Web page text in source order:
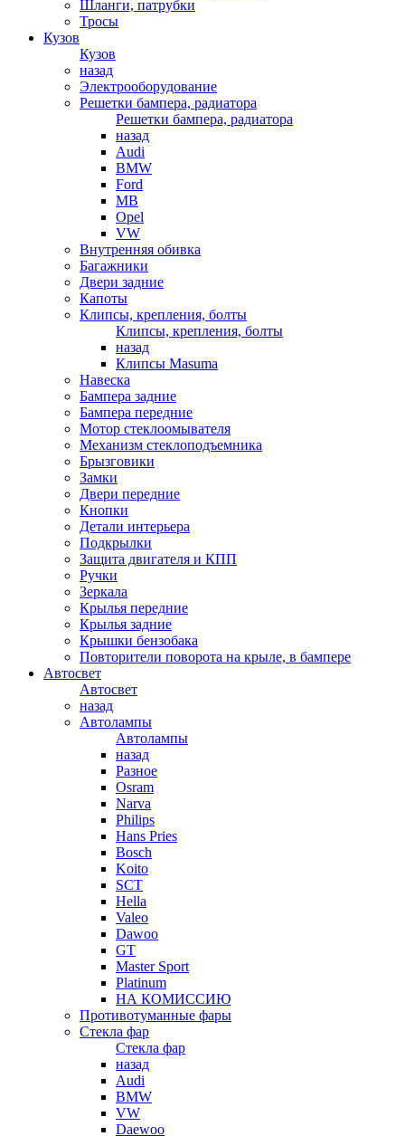
Шланги, патрубки
Тросы
Кузов
Кузов
назад
Электрооборудование
Решетки бампера, радиатора
Решетки бампера, радиатора
назад
Audi
BMW
Ford
MB
Opel
VW
Внутренняя обивка
Багажники
Двери задние
Капоты
Клипсы, крепления, болты
Клипсы, крепления, болты
назад
Клипсы Masuma
Навеска
Бампера задние
Бампера передние
Мотор стеклоомывателя
Механизм стеклоподъемника
Брызговики
Замки
Двери передние
Кнопки
Детали интерьера
Подкрылки
Защита двигателя и КПП
Ручки
Зеркала
Крылья передние
Крылья задние
Крышки бензобака
Повторители поворота на крыле, в бампере
Автосвет
Автосвет
назад
Автолампы
Автолампы
назад
Разное
Osram
Narva
Philips
Hans Pries
Bosch
Koito
SCT
Hella
Valeo
Dawoo
GT
Master Sport
Platinum
НА КОМИССИЮ
Противотуманные фары
Стекла фар
Стекла фар
назад
Audi
BMW
VW
Daewoo